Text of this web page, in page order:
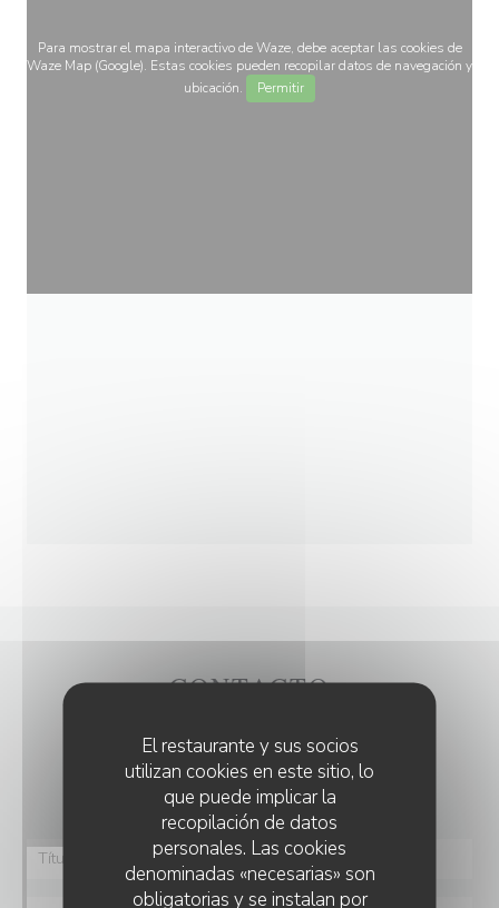
El restaurante y sus socios
utilizan cookies en este sitio, lo
que puede implicar la
recopilación de datos
personales. Las cookies
denominadas «necesarias» son
obligatorias y se instalan por
Para mostrar el mapa interactivo de Waze, debe aceptar las cookies de
Waze Map (Google). Estas cookies pueden recopilar datos de navegación y
ubicación.
Permitir
CONTACTO
¿Desea ponerse en contacto con nosotros?
Rellene el siguiente formulario.